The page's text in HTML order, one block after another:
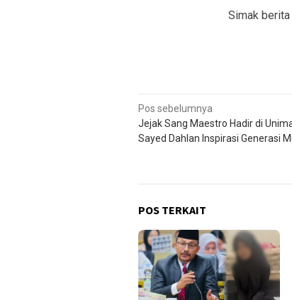
Simak
Navigasi
pos
Pos sebelumnya
Jejak Sang Maestro Hadir di
Sayed Dahlan Inspirasi Generasi
POS TERKAIT